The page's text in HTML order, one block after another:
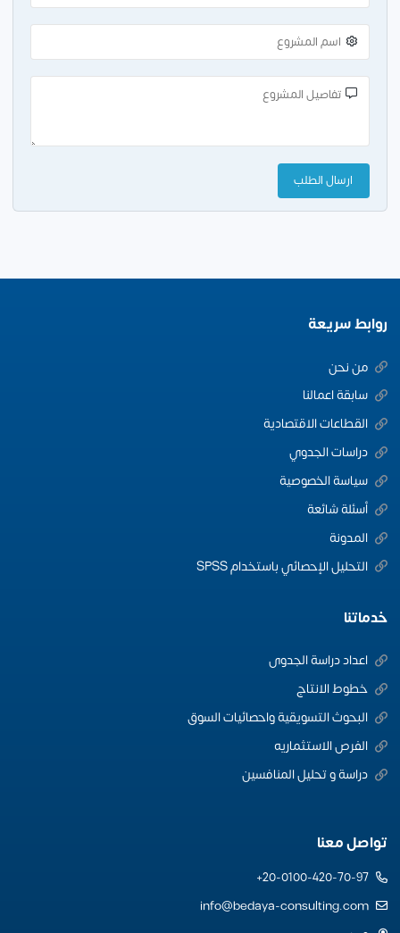
روابط سريعة
من نحن
سابقة اعمالنا
القطاعات الاقتصادية
دراسات الجدوي
سياسة الخصوصية
أسئلة شائعة
المدونة
التحليل الإحصائي باستخدام SPSS
خدماتنا
اعداد دراسة الجدوى
خطوط الانتاج
البحوث التسويقية واحصائيات السوق
الفرص الاستثماريه
دراسة و تحليل المنافسين
تواصل معنا
20-0100-420-70-97+
info@bedaya-consulting.com